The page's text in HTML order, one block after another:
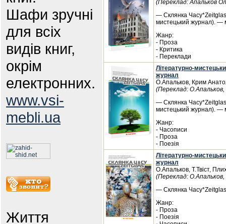
Шафи зручні
для всіх
видів книг,
окрім
електронних.
www.vsi-
mebli.ua
Життя
(Переклад: Апальков
— Склянка
мистецький журнал). —
Жанр:
- Проза
- Критика
- Переклади
Літературно-
журнал
О.Апальков, Крим
(Переклад:
— Склянка
мистецький журнал). —
Жанр:
- Часописи
- Проза
- Поезія
Літературно-
журнал
О.Апальков, Т.Твіст,
(Переклад:
— Склянка
Жанр:
- Проза
- Поезія